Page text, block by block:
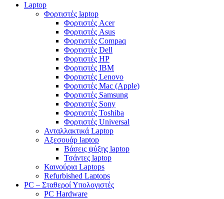
Laptop
Φορτιστές laptop
Φορτιστές Acer
Φορτιστές Asus
Φορτιστές Compaq
Φορτιστές Dell
Φορτιστές HP
Φορτιστές IBM
Φορτιστές Lenovo
Φορτιστές Mac (Apple)
Φορτιστές Samsung
Φορτιστές Sony
Φορτιστές Toshiba
Φορτιστές Universal
Ανταλλακτικά Laptop
Αξεσουάρ laptop
Βάσεις ψύξης laptop
Τσάντες laptop
Καινούρια Laptops
Refurbished Laptops
PC – Σταθεροί Υπολογιστές
PC Hardware